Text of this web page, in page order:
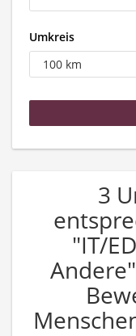
Umkreis
3
"IT/